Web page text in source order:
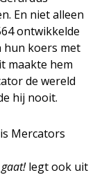
En niet alleen
ontwikkelde
hun koers met
maakte hem
de wereld
hij nooit.
is Mercators
legt ook uit